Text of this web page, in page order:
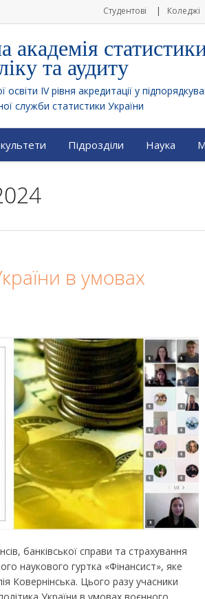
Студентові Коледжі
академія
та аудиту
IV рівня акредитації у
служби статистики України
Підрозділи Наука
в умовах
банківської справи та страхування
наукового гуртка «Фінансист», яке
Ковернінська. Цього разу учасники
України в умовах воєнного